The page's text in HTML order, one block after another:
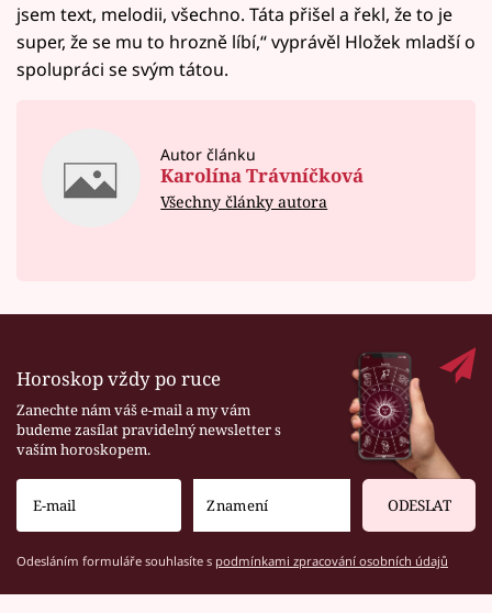
jsem text, melodii, všechno. Táta přišel a řekl, že to je
super, že se mu to hrozně líbí,“ vyprávěl Hložek mladší o
spolupráci se svým tátou.
Autor článku
Karolína Trávníčková
Všechny články autora
Horoskop vždy po ruce
Zanechte nám váš e-mail a my vám
budeme zasílat pravidelný newsletter s
vaším horoskopem.
ODESLAT
Odesláním formuláře souhlasíte s podmínkami zpracování osobních údajů